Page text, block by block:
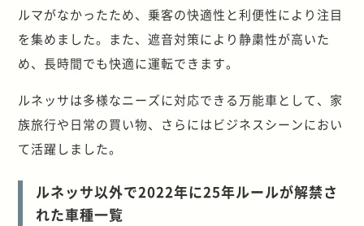
ルマがなかったため、乗客の快適性と利便性により注目
を集めました。また、遮音対策により静粛性が高いた
め、長時間でも快適に運転できます。
ルネッサは多様なニーズに対応できる万能車として、家
族旅行や日常の買い物、さらにはビジネスシーンにおい
て活躍しました。
ルネッサ以外で2022年に25年ルールが解禁さ
れた車種一覧